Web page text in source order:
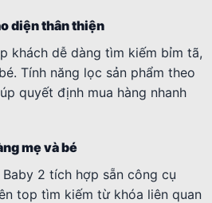
diện thân thiện
khách dễ dàng tìm kiếm bỉm tã,
Tính năng lọc sản phẩm theo
quyết định mua hàng nhanh
mẹ và bé
Baby 2 tích hợp sẵn công cụ
top tìm kiếm từ khóa liên quan